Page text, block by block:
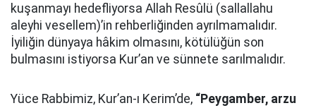
kuşanmayı hedefliyorsa Allah Resûlü (sallallahu
aleyhi vesellem)’in rehberliğinden ayrılmamalıdır.
İyiliğin dünyaya hâkim olmasını, kötülüğün son
bulmasını istiyorsa Kur’an ve sünnete sarılmalıdır.
Yüce Rabbimiz, Kur’an-ı Kerim’de, “Peygamber, arzu